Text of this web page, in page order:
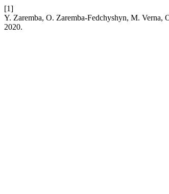
[1]
Y. Zaremba, O. Zaremba-Fedchyshyn, M. Verna,
2020.